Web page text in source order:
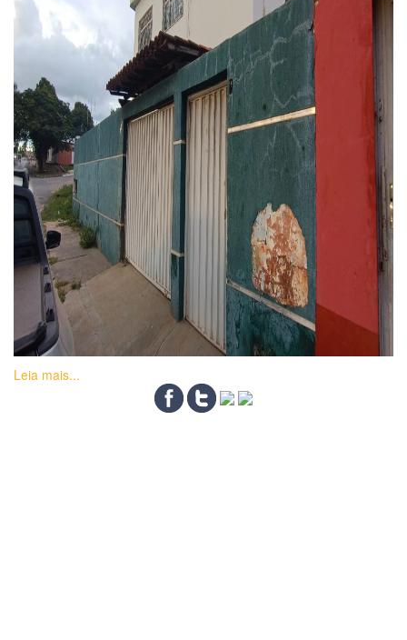
Leia mais...